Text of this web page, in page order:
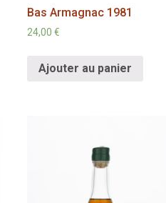
Bas Armagnac 1981
24,00€
Ajouter au panier